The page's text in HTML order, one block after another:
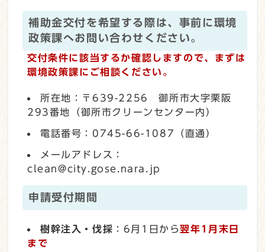
補助金交付を希望する際は、事前に環境
政策課へお問い合わせください。
交付条件に該当するか確認しますので、まずは
環境政策課にご相談ください。
所在地：〒639-2256 御所市大字栗阪
293番地（御所市クリーンセンター内）
電話番号：0745-66-1087（直通）
メールアドレス：
clean@city.gose.nara.jp
申請受付期間
樹幹注入・伐採 ：6月1日から翌年1月末日
まで